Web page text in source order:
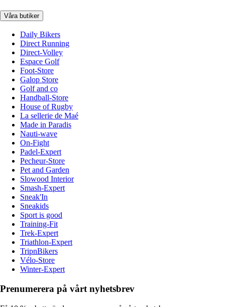
Våra butiker
Daily Bikers
Direct Running
Direct-Volley
Espace Golf
Foot-Store
Galop Store
Golf and co
Handball-Store
House of Rugby
La sellerie de Maé
Made in Paradis
Nauti-wave
On-Fight
Padel-Expert
Pecheur-Store
Pet and Garden
Slowood Interior
Smash-Expert
Sneak'In
Sneakids
Sport is good
Training-Fit
Trek-Expert
Triathlon-Expert
TripnBikers
Vélo-Store
Winter-Expert
Prenumerera på vårt nyhetsbrev